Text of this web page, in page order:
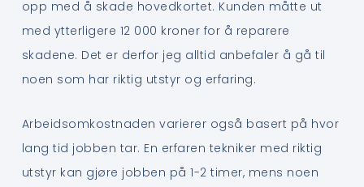
opp med å skade hovedkortet. Kunden måtte ut
med ytterligere 12 000 kroner for å reparere
skadene. Det er derfor jeg alltid anbefaler å gå til
noen som har riktig utstyr og erfaring.
Arbeidsomkostnaden varierer også basert på hvor
lang tid jobben tar. En erfaren tekniker med riktig
utstyr kan gjøre jobben på 1-2 timer, mens noen